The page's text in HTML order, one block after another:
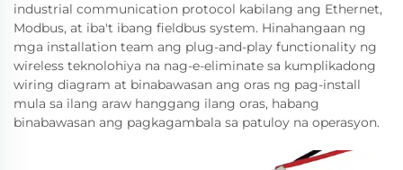
industrial communication protocol kabilang ang Ethernet,
Modbus, at iba't ibang fieldbus system. Hinahangaan ng
mga installation team ang plug-and-play functionality ng
wireless teknolohiya na nag-e-eliminate sa kumplikadong
wiring diagram at binabawasan ang oras ng pag-install
mula sa ilang araw hanggang ilang oras, habang
binabawasan ang pagkagambala sa patuloy na operasyon.